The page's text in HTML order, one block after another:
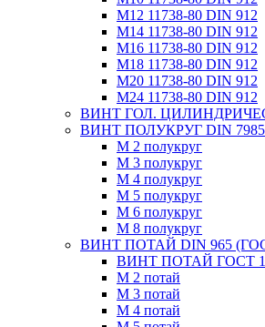
М12 11738-80 DIN 912
М14 11738-80 DIN 912
М16 11738-80 DIN 912
М18 11738-80 DIN 912
М20 11738-80 DIN 912
М24 11738-80 DIN 912
ВИНТ ГОЛ.
ВИНТ ПОЛУКРУГ DIN 7985
М 2 полукруг
М 3 полукруг
М 4 полукруг
М 5 полукруг
М 6 полукруг
М 8 полукруг
ВИНТ ПОТАЙ DIN 965
ВИНТ ПОТАЙ ГОСТ
М 2 потай
М 3 потай
М 4 потай